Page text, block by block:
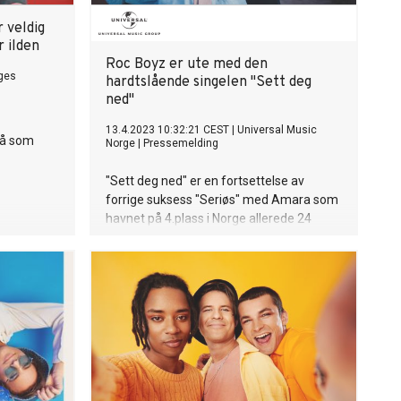
den
gift for
noe
mine
veldig
ilden
som
Roc Boyz er ute med den
hardtslående singelen "Sett deg
ned"
13.4.2023 10:32:21 CEST
Universal Music
Norge
Pressemelding
"Sett deg ned" er en fortsettelse av
forrige suksess "Seriøs" med Amara som
havnet på 4.plass i Norge allerede 24
A4jobben på kontoret dramatiseres i
"Seriøs" mens "Sett deg ned" viser Roc
Boyz sin løsning for å få tilbake
livsgnisten. Sangen er perfekt for
festsesongen, godt vær og nye
muligheter som kommer med
stormskritt. Det følger med
en musikkvideo av ypperste kvalitet som